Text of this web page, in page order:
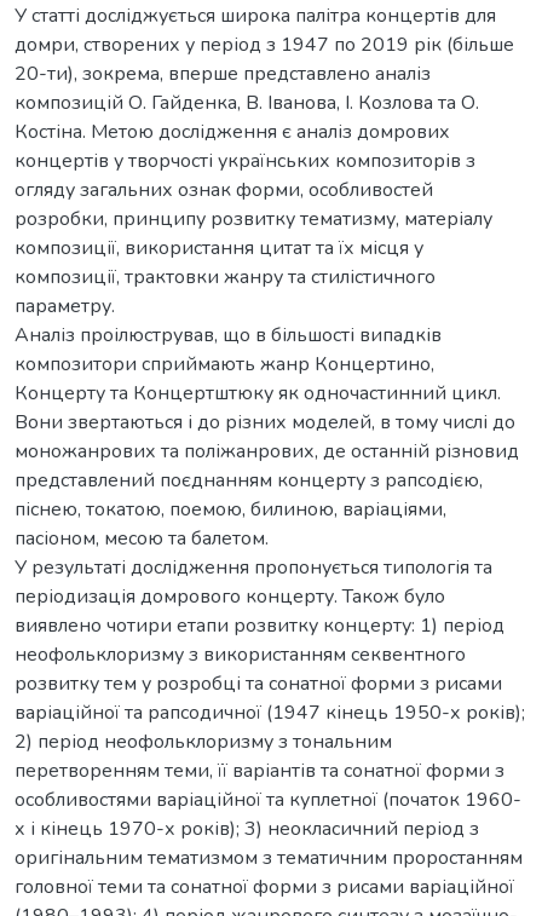
У статті досліджується широка палітра концертів для
домри, створених у період з 1947 по 2019 рік (більше
20-ти), зокрема, вперше представлено аналіз
композицій О. Гайденка, В. Іванова, І. Козлова та О.
Костіна. Метою дослідження є аналіз домрових
концертів у творчості українських композиторів з
огляду загальних ознак форми, особливостей
розробки, принципу розвитку тематизму, матеріалу
композиції, використання цитат та їх місця у
композиції, трактовки жанру та стилістичного
параметру.
Аналіз проілюстрував, що в більшості випадків
композитори сприймають жанр Концертино,
Концерту та Концертштюку як одночастинний цикл.
Вони звертаються і до різних моделей, в тому числі до
моножанрових та поліжанрових, де останній різновид
представлений поєднанням концерту з рапсодією,
піснею, токатою, поемою, билиною, варіаціями,
пасіоном, месою та балетом.
У результаті дослідження пропонується типологія та
періодизація домрового концерту. Також було
виявлено чотири етапи розвитку концерту: 1) період
неофольклоризму з використанням секвентного
розвитку тем у розробці та сонатної форми з рисами
варіаційної та рапсодичної (1947 кінець 1950-х років);
2) період неофольклоризму з тональним
перетворенням теми, її варіантів та сонатної форми з
особливостями варіаційної та куплетної (початок 1960-
х і кінець 1970-х років); 3) неокласичний період з
оригінальним тематизмом з тематичним проростанням
головної теми та сонатної форми з рисами варіаційної